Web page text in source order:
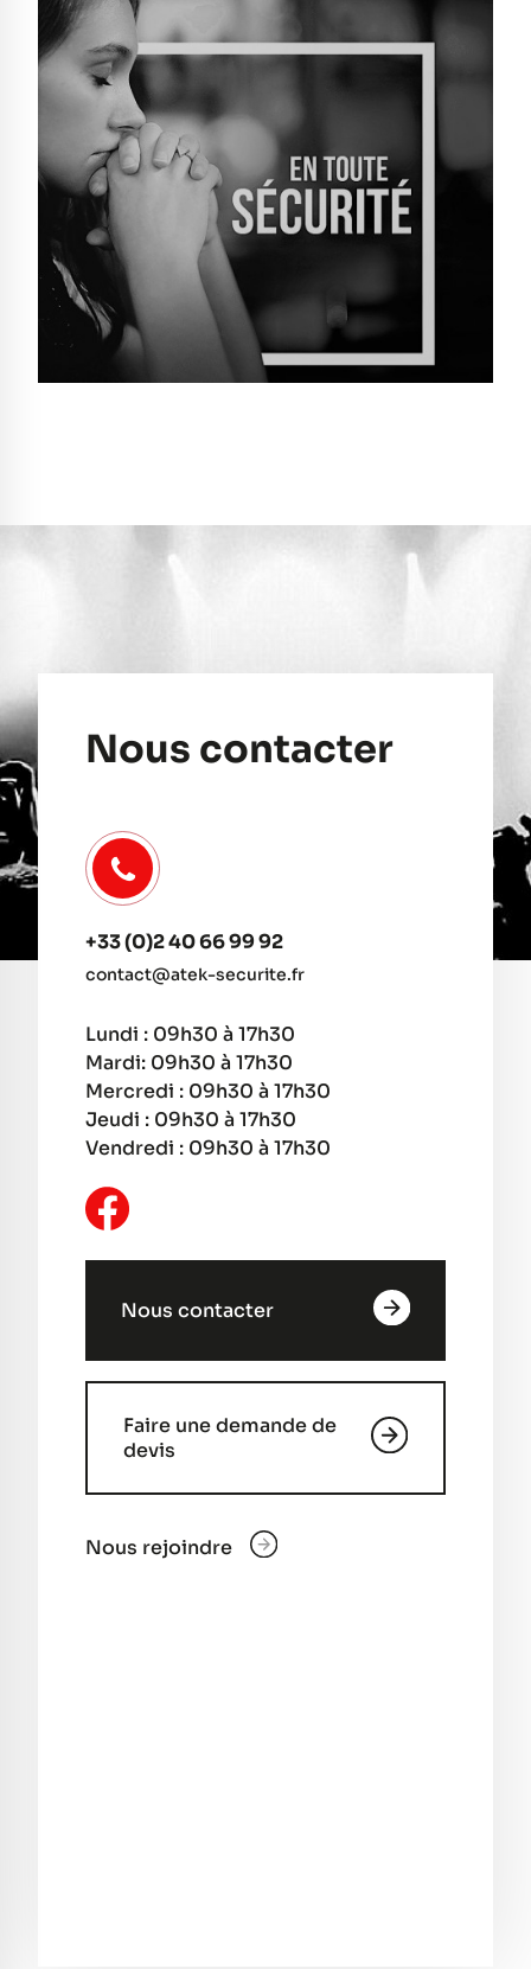
Nous contacter
+33 (0)2 40 66 99 92
contact@atek-securite.fr
Lundi : 09h30 à 17h30
Mardi: 09h30 à 17h30
Mercredi : 09h30 à 17h30
Jeudi : 09h30 à 17h30
Vendredi : 09h30 à 17h30
Nous contacter
Faire une demande de
devis
Nous rejoindre